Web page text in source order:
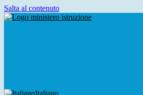
Salta al contenuto
Italiano